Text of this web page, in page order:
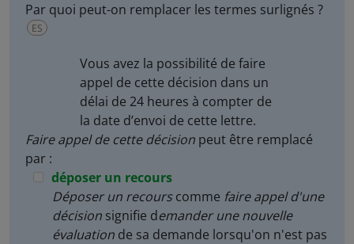
Par quoi peut-on remplacer les termes surlignés ?
ES
Vous avez la possibilité de faire
appel de cette décision dans un
délai de 24 heures à compter de
la date d’envoi de cette lettre.
Faire appel de cette décision peut être remplacé
par :
déposer un recours
Déposer un recourscomme faire appel d'une
décision signifie demander une nouvelle
évaluation de sa demande lorsqu'on n'est pas